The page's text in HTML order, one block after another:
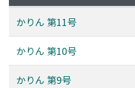
かりん 第11号
かりん 第10号
かりん 第9号